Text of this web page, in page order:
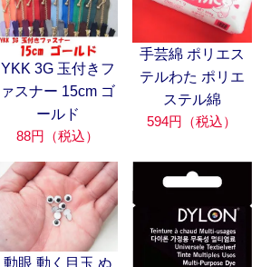
YKK 3G 玉付きフ
ァスナー 15cm ゴ
ールド
88円（税込）
手芸綿 ポリエス
テルわた ポリエ
ステル綿
594円（税込）
動眼 動く目玉 ぬ